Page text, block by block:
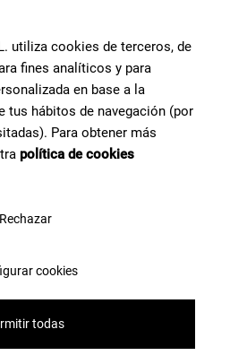
producto?
de especialistas cerámicos con el
Te asesoramos y
para hacer tu proyecto de
utiliza cookies de terceros, de
fines analíticos y para
en base a la
tus hábitos de navegación (por
Para obtener más
política de cookies
Rechazar
cookies
todas